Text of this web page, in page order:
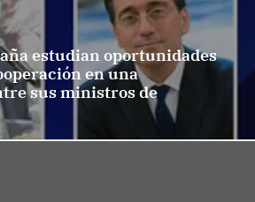
estudian oportunidades
en una
sus ministros de